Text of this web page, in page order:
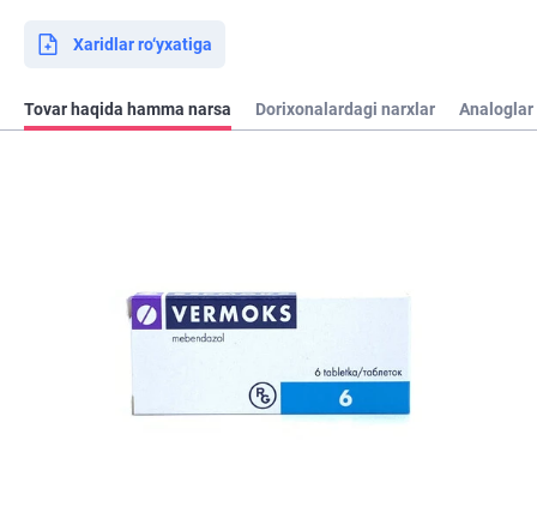
Xaridlar ro‘yxatiga
Tovar haqida hamma narsa Dorixonalardagi narxlar Analoglar